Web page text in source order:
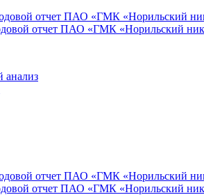
отчет ПАО «ГМК «Норильский
отчет ПАО «ГМК «Норильский
анализ
отчет ПАО «ГМК «Норильский
отчет ПАО «ГМК «Норильский